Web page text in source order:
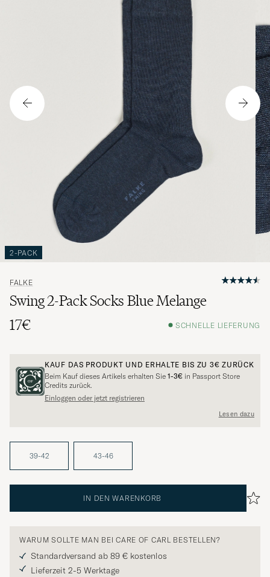
2-PACK
FALKE
Swing 2-Pack Socks Blue Melange
17€
SCHNELLE LIEFERUNG
KAUF DAS PRODUKT UND ERHALTE BIS ZU 3€ ZURÜCK
Beim Kauf dieses Artikels erhalten Sie 1-3€ in Passport Store
Credits zurück.
Einloggen oder jetzt registrieren
Lesen dazu
39-42 43-46
IN DEN WARENKORB
WARUM SOLLTE MAN BEI CARE OF CARL BESTELLEN?
Standardversand ab 89 € kostenlos
Lieferzeit 2-5 Werktage